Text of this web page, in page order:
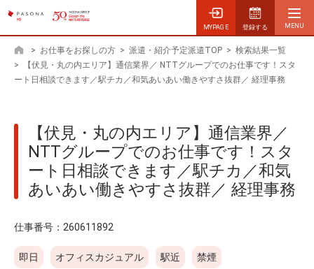
MYPAGE 登録する
ホーム
> お仕事をお探しの方 > 派遣・紹介予定派遣TOP > 検索結果一覧
>
【伏見・丸の内エリア】通信業界／ NTTグループでのお仕事です！スタ
ート日相談できます／駅チカ／和気あいあい働きやすさ抜群／ 経理事務
【伏見・丸の内エリア】通信業界／
NTTグループでのお仕事です！スタ
ート日相談できます／駅チカ／和気
あいあい働きやすさ抜群／ 経理事務
仕事番号： 260611892
即日 オフィスカジュアル 駅近 禁煙